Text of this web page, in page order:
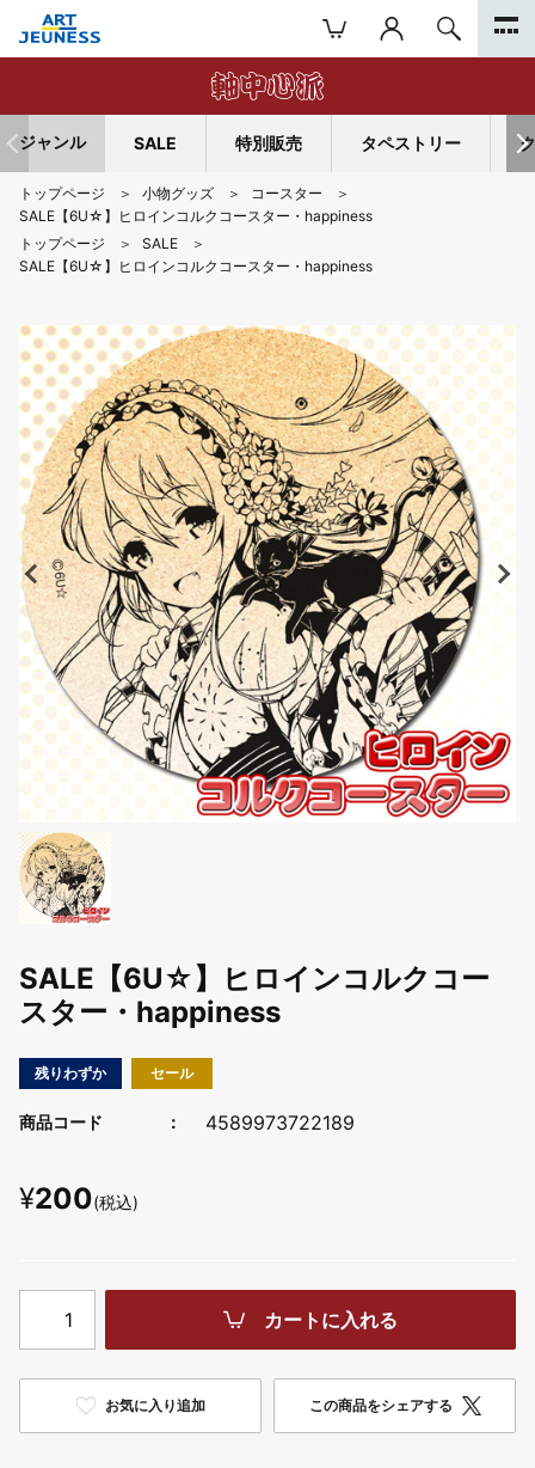
ジャンル SALE 特別販売 タペストリー
トップページ 小物グッズ
コースター
SALE【6U☆】ヒロインコルクコースター・happiness
トップページ
SALE
SALE【6U☆】ヒロインコルクコースター・happiness
SALE【6U☆】ヒロインコルクコー
スター・happiness
残りわずか セール
商品コード 4589973722189
¥200(税込)
カートに入れる
お気に入り追加 この商品をシェアする